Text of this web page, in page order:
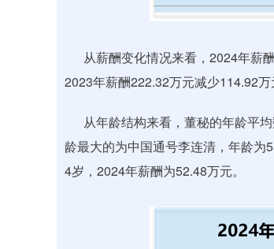
从薪酬变化情况来看，2024年薪
2023年薪酬222.32万元减少114.92
从年龄结构来看，董秘的年龄平均
龄最大的为中国通号李连清，年龄为
4岁，2024年薪酬为52.48万元。